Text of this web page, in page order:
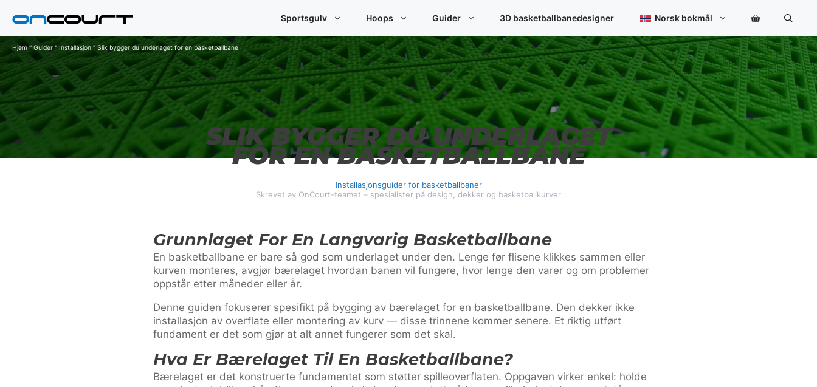
Sportsgulv Hoops Guider 3D basketballbanedesigner Norsk bokmål
Hjem" Guider"Installasjon " Slik bygger du underlaget for en basketballbane
SLIK BYGGER DU UNDERLAGET
FOR EN BASKETBALLBANE
Installasjonsguider for basketballbaner
Skrevet av OnCourt-teamet – spesialister på design, dekker og basketballkurver
Grunnlaget For En Langvarig Basketballbane
En basketballbane er bare så god som underlaget under den. Lenge før flisene klikkes sammen eller
kurven monteres, avgjør bærelaget hvordan banen vil fungere, hvor lenge den varer og om problemer
oppstår etter måneder eller år.
Denne guiden fokuserer spesifikt på bygging av bærelaget for en basketballbane. Den dekker ikke
installasjon av overflate eller montering av kurv — disse trinnene kommer senere. Et riktig utført
fundament er det som gjør at alt annet fungerer som det skal.
Hva Er Bærelaget Til En Basketballbane?
Bærelaget er det konstruerte fundamentet som støtter spilleoverflaten. Oppgaven virker enkel: holde